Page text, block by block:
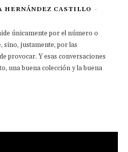
HERNÁNDEZ CASTILLO -
únicamente por el número o
sino, justamente, por las
provocar. Y esas conversaciones
una buena colección y la buena